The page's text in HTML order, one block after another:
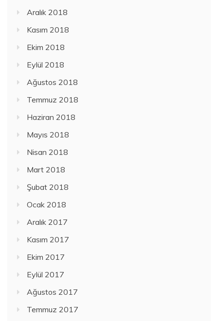
Aralık 2018
Kasım 2018
Ekim 2018
Eylül 2018
Ağustos 2018
Temmuz 2018
Haziran 2018
Mayıs 2018
Nisan 2018
Mart 2018
Şubat 2018
Ocak 2018
Aralık 2017
Kasım 2017
Ekim 2017
Eylül 2017
Ağustos 2017
Temmuz 2017